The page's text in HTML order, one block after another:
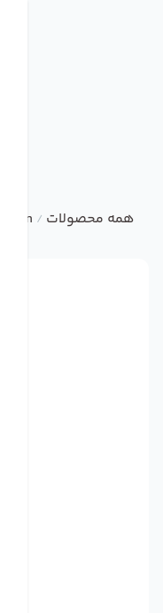
همه محصولات /
ebm